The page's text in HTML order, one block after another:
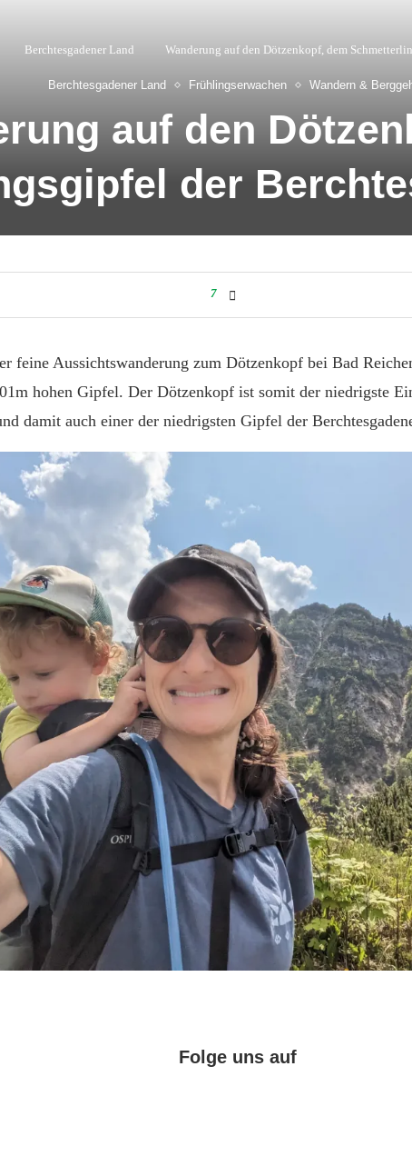
Berchtesgadener Land Wanderung auf den Dötzenkopf, dem
Berchtesgadener Land Frühlingserwachen Wandern &
auf den
der
7
feine Aussichtswanderung zum Dötzenkopf bei Bad
hohen Gipfel. Der Dötzenkopf ist somit der niedrigste
damit auch einer der niedrigsten Gipfel der
Folge uns auf